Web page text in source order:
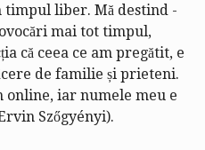
liber. Mă destind -
mai tot timpul,
că ceea ce am pregătit, e
de familie și prieteni.
online, iar numele meu e
Szőgyényi).